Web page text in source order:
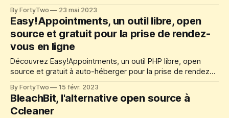
By FortyTwo 23 mai 2023
Easy!Appointments, un outil libre, open
source et gratuit pour la prise de rendez-
vous en ligne
Découvrez Easy!Appointments, un outil PHP libre, open
source et gratuit à auto-héberger pour la prise de rendez-
salles, etc.
By FortyTwo 15 févr. 2023
BleachBit, l'alternative open source à
Ccleaner